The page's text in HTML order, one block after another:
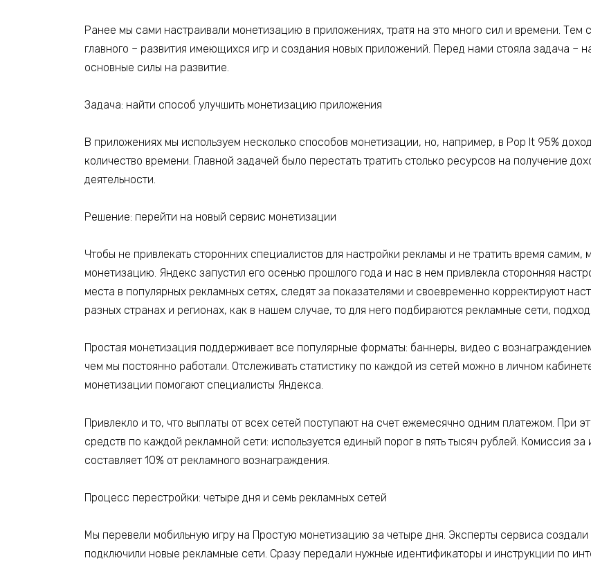
Ранее мы сами настраивали монетизацию в приложениях, тратя на это много сил и времени. Тем
главного – развития имеющихся игр и создания новых приложений. Перед нами стояла задача –
основные силы на развитие.
Задача: найти способ улучшить монетизацию приложения
В приложениях мы используем несколько способов монетизации, но, например, в Pop It 95%
количество времени. Главной задачей было перестать тратить столько ресурсов на получение
деятельности.
Решение: перейти на новый сервис монетизации
Чтобы не привлекать сторонних специалистов для настройки рекламы и не тратить время
монетизацию. Яндекс запустил его осенью прошлого года и нас в нем привлекла сторонняя
места в популярных рекламных сетях, следят за показателями и своевременно корректируют
разных странах и регионах, как в нашем случае, то для него подбираются рекламные сети,
Простая монетизация поддерживает все популярные форматы: баннеры, видео с
чем мы постоянно работали. Отслеживать статистику по каждой из сетей можно в личном
монетизации помогают специалисты Яндекса.
Привлекло и то, что ​​выплаты от всех сетей поступают на счет ежемесячно одним платежом. При
средств по каждой рекламной сети: используется единый порог в пять тысяч рублей. Комиссия
составляет 10% от рекламного вознаграждения.
Процесс перестройки: четыре дня и семь рекламных сетей
Мы перевели мобильную игру на Простую монетизацию за четыре дня. Эксперты сервиса
подключили новые рекламные сети. Сразу передали нужные идентификаторы и инструкции по